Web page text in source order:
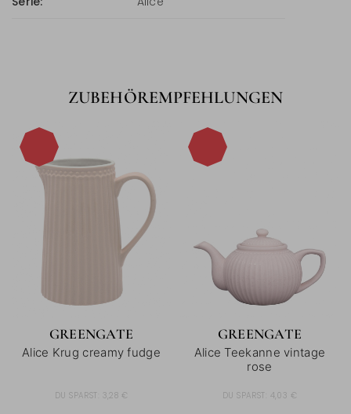
ZUBEHÖREMPFEHLUNGEN
-15%
GREENGATE
Alice Krug creamy fudge
DU SPARST: 3,28 €
GREENGATE
Alice Teekanne vintage
rose
DU SPARST: 4,03 €